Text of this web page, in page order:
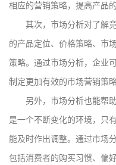
相应的营销策略，提高产品
其次，市场分析对了解
的产品定位、价格策略、市
策略。通过市场分析，企业
制定更加有效的市场营销策
另外，市场分析也能帮
是一个不断变化的环境，只
能及时作出调整。通过市场
包括消费者的购买习惯、偏